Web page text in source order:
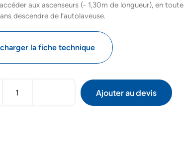
aux ascenseurs (- 1,30m de longueur), en toute
descendre de l’autolaveuse.
la fiche technique
Ajouter au devis